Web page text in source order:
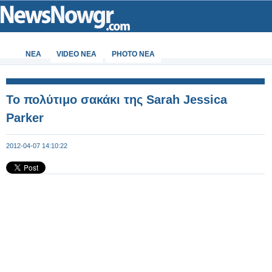
ΝΕΑ VIDEO NEA PHOTO NEA
To πολύτιμο σακάκι της Sarah Jessica
Parker
2012-04-07 14:10:22